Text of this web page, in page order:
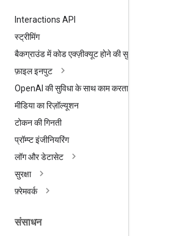
Interactions API
स्ट्रीमिंग
बैकग्राउंड में कोड एक्ज़ीक्यूट होने की सुविधा
फ़ाइल इनपुट
OpenAI की सुविधा के साथ काम करता है
मीडिया का रिज़ॉल्यूशन
टोकन की गिनती
प्रॉम्प्ट इंजीनियरिंग
लॉग और डेटासेट
सुरक्षा
फ़्रेमवर्क
संसाधन